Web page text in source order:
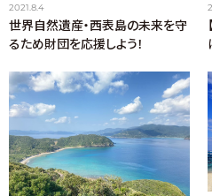
2021.8.4
世界自然遺産・西表島の未来を守
るため財団を応援しよう！